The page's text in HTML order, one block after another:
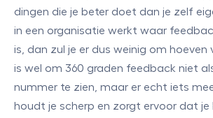
dingen die je beter doet dan je zelf
in een organisatie werkt waar
is, dan zul je er dus weinig om hoeven
is wel om 360 graden feedback niet
nummer te zien, maar er echt iets
houdt je scherp en zorgt ervoor dat je